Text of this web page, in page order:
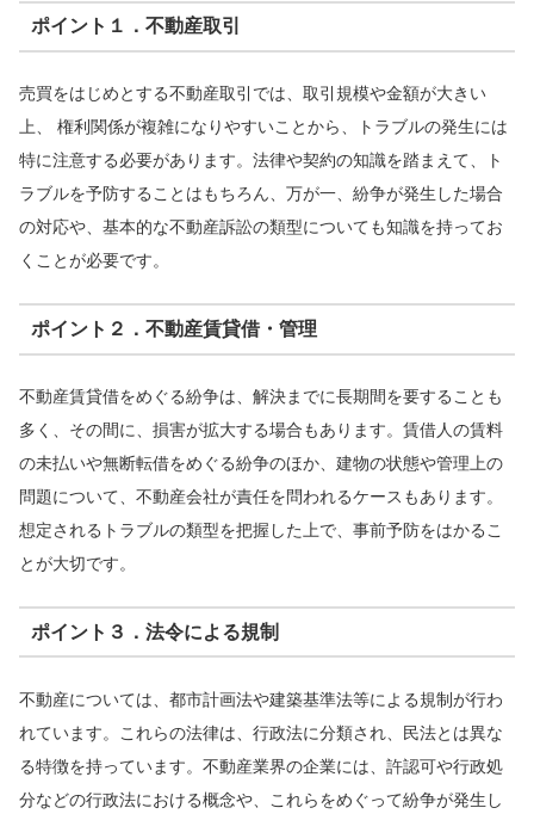
ポイント１．不動産取引
売買をはじめとする不動産取引では、取引規模や金額が大きい
上、 権利関係が複雑になりやすいことから、トラブルの発生には
特に注意する必要があります。法律や契約の知識を踏まえて、ト
ラブルを予防することはもちろん、万が一、紛争が発生した場合
の対応や、基本的な不動産訴訟の類型についても知識を持ってお
くことが必要です。
ポイント２．不動産賃貸借・管理
不動産賃貸借をめぐる紛争は、解決までに長期間を要することも
多く、その間に、損害が拡大する場合もあります。賃借人の賃料
の未払いや無断転借をめぐる紛争のほか、建物の状態や管理上の
問題について、不動産会社が責任を問われるケースもあります。
想定されるトラブルの類型を把握した上で、事前予防をはかるこ
とが大切です。
ポイント３．法令による規制
不動産については、都市計画法や建築基準法等による規制が行わ
れています。これらの法律は、行政法に分類され、民法とは異な
る特徴を持っています。不動産業界の企業には、許認可や行政処
分などの行政法における概念や、これらをめぐって紛争が発生し